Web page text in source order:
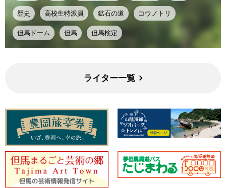
歴史 高校生特派員 鉱石の道 コウノトリ
但馬ドーム 但馬 但馬検定
ライター一覧